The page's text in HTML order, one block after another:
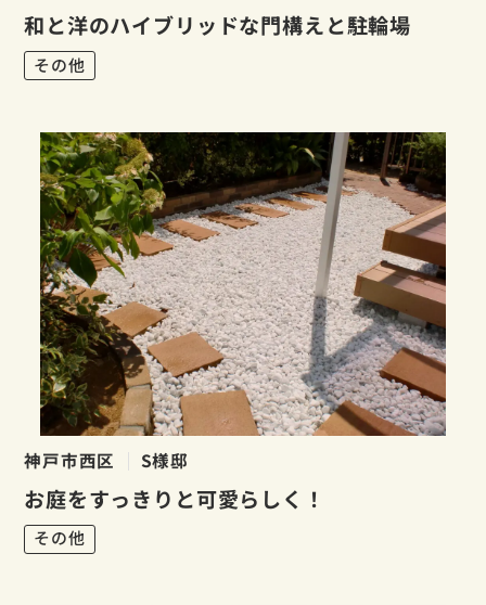
和と洋のハイブリッドな門構えと駐輪場
その他
神戸市西区 S様邸
お庭をすっきりと可愛らしく！
その他